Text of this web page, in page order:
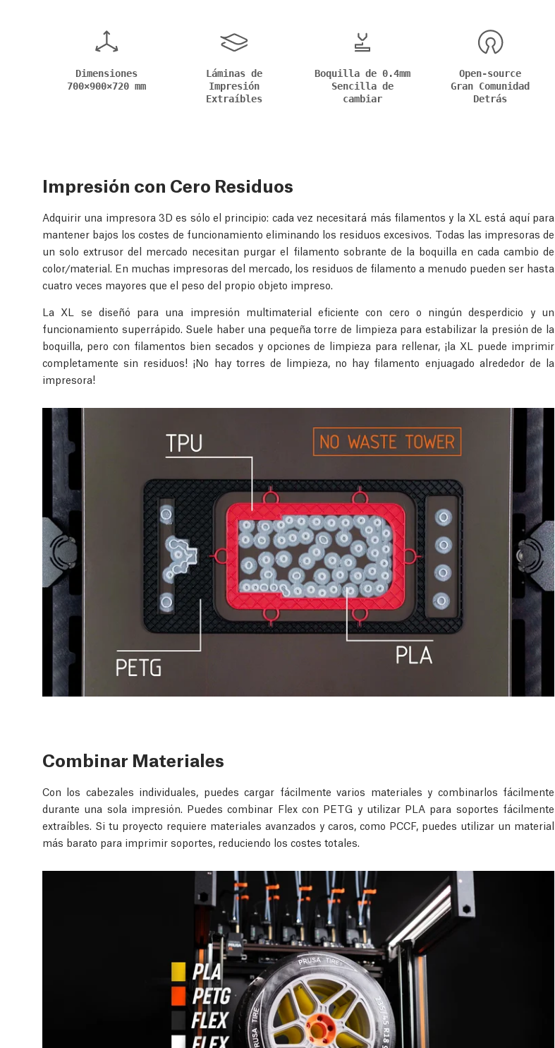
Dimensiones
700×900×720 mm
Láminas de
Impresión
Extraíbles
Boquilla de 0.4mm
Sencilla de
cambiar
Open-source
Gran Comunidad
Detrás
Impresión con Cero Residuos
Adquirir una impresora 3D es sólo el principio: cada vez necesitará más filamentos y la XL está aquí para
mantener bajos los costes de funcionamiento eliminando los residuos excesivos. Todas las impresoras de
un solo extrusor del mercado necesitan purgar el filamento sobrante de la boquilla en cada cambio de
color/material. En muchas impresoras del mercado, los residuos de filamento a menudo pueden ser hasta
cuatro veces mayores que el peso del propio objeto impreso.
La XL se diseñó para una impresión multimaterial eficiente con cero o ningún desperdicio y un
funcionamiento superrápido. Suele haber una pequeña torre de limpieza para estabilizar la presión de la
boquilla, pero con filamentos bien secados y opciones de limpieza para rellenar, ¡la XL puede imprimir
completamente sin residuos! ¡No hay torres de limpieza, no hay filamento enjuagado alrededor de la
impresora!
Combinar Materiales
Con los cabezales individuales, puedes cargar fácilmente varios materiales y combinarlos fácilmente
durante una sola impresión. Puedes combinar Flex con PETG y utilizar PLA para soportes fácilmente
extraíbles. Si tu proyecto requiere materiales avanzados y caros, como PCCF, puedes utilizar un material
más barato para imprimir soportes, reduciendo los costes totales.